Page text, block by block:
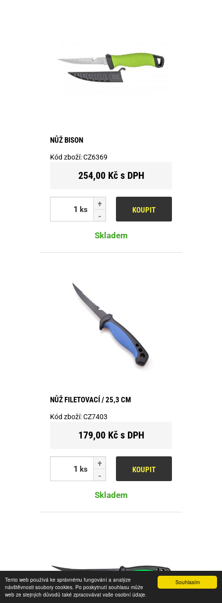
Souhlasím
Tento web používá ke správnému fungování a analýze
návštěvnosti soubory cookies. Po poskytnutí souhlasu může
web ze stejných důvodů také zpracovávat vaše osobní údaje.
NŮŽ BISON
Kód zboží:CZ6369
254,00 Kč s DPH
ks KOUPIT
Skladem
NŮŽ FILETOVACÍ / 25,3 CM
Kód zboží:CZ7403
179,00 Kč s DPH
ks KOUPIT
Skladem